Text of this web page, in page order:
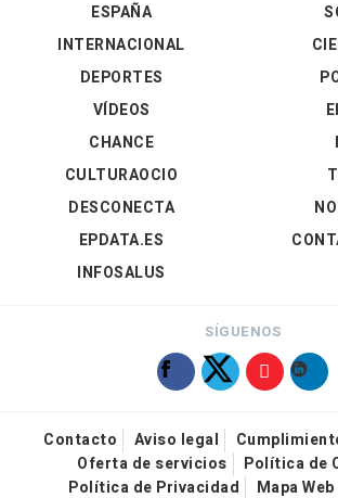
ESPAÑA
INTERNACIONAL
DEPORTES
VÍDEOS
CHANCE
CULTURAOCIO
DESCONECTA
EPDATA.ES
INFOSALUS
SÍGUENOS
Contacto Aviso legal
Oferta de servicios
Política de
Política de Privacidad
Mapa Web